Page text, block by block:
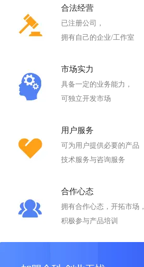
合法经营
已注册公司，
拥有自己的企业/工作室
市场实力
具备一定的业务能力，
可独立开发市场
用户服务
可为用户提供必要的产品
技术服务与咨询服务
合作心态
拥有合作心态，开拓市场，
积极参与产品培训